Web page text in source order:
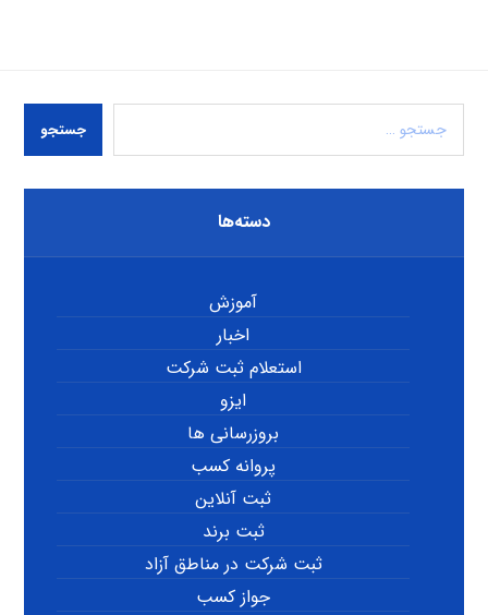
جستجو
دسته‌ها
آموزش
اخبار
استعلام ثبت شرکت
ایزو
بروزرسانی ها
پروانه کسب
ثبت آنلاین
ثبت برند
ثبت شرکت در مناطق آزاد
جواز کسب